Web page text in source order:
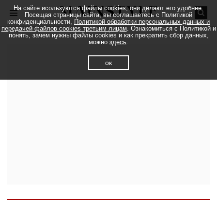
На сайте исользуются файлы cookies, они делают его удобнее.
Посещая страницы сайта, вы соглашаетесь с Политикой
конфиденциальности, Политикой обработки персональных данных и
передачей файлов cookies третьим лицам. Ознакомиться с Политикой и
понять, зачем нужны файлы cookies и как прекратить сбор данных,
можно здесь.
ок